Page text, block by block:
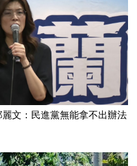
文：民進黨無能拿不出辦法